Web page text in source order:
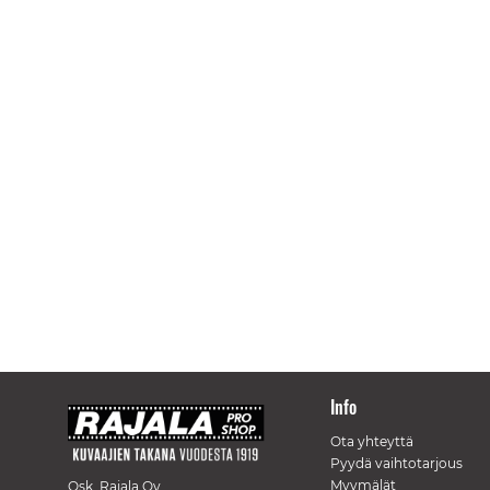
Osk. Rajala Oy
Info
Ota yhteyttä
Pyydä vaihtotarjous
Myymälät